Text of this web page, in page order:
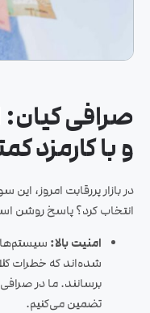
صرافی کیان:
و با کارمزد
در بازار پررقابت امروز،
انتخاب کرد؟ پاسخ روشن
امنیت بالا:
شده‌اند که خطرات
برسانند.ما در
تضمین می‌کنیم.